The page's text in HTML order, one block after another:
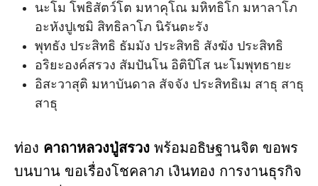
นะโม โพธิสัตว์โต มหาคุโณ มหิทธิโก มหาลาโภ
อะหังปูเชมิ สิทธิลาโภ นิรันตะรัง
พุทธัง ประสิทธิ ธัมมัง ประสิทธิ สังฆัง ประสิทธิ
อริยะองค์สรวง สัมปันโน อิติปิโส นะโมพุทธายะ
อิสะวาสุติ มหาบันดาล สัจจัง ประสิทธิเม สาธุ สาธุ
สาธุ
ท่อง คาถาหลวงปู่สรวง พร้อมอธิษฐานจิต ขอพร
บนบาน ขอเรื่องโชคลาภ เงินทอง การงานธุรกิจ